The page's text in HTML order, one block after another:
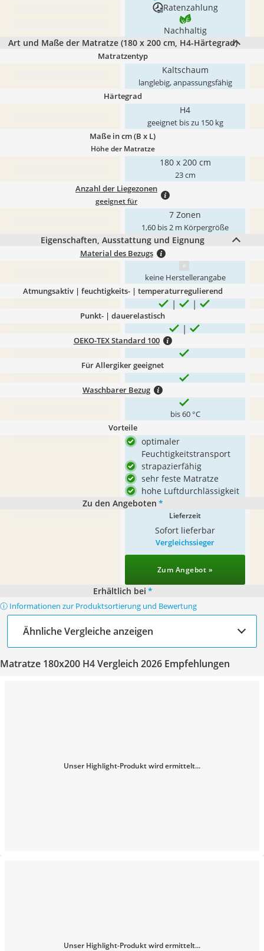
Ratenzahlung
Nachhaltig
Art und Maße der Matratze (180 x 200 cm, H4-Härtegrad)
Matratzentyp
Kaltschaum
langlebig, anpassungsfähig
Härtegrad
H4
geeignet bis zu 150 kg
Maße in cm (B x L)
Höhe der Matratze
180 x 200 cm
23 cm
Anzahl der Liegezonen
geeignet für
7 Zonen
1,60 bis 2 m Körpergröße
Eigenschaften, Ausstattung und Eignung
Material des Bezugs
keine Herstellerangabe
Atmungsaktiv | feuchtigkeits- | temperaturregulierend
Punkt- | dauerelastisch
OEKO-TEX Standard 100
Für Allergiker geeignet
Waschbarer Bezug
bis 60 °C
Vorteile
optimaler
Feuchtigkeitstransport
strapazierfähig
sehr feste Matratze
hohe Luftdurchlässigkeit
Zu den Angeboten *
Lieferzeit
Sofort lieferbar
Vergleichssieger
Zum Angebot »
Erhältlich bei *
ⓘ Informationen zur Produktsortierung und Bewertung
Ähnliche Vergleiche anzeigen
Matratze 180x200 H4 Vergleich 2026 Empfehlungen
Unser Highlight-Produkt wird ermittelt...
Unser Highlight-Produkt wird ermittelt...